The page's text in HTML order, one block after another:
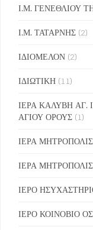
Ι.Μ. ΓΕΝΕΘΛΙΟΥ
Ι.Μ. ΤΑΤΑΡΝΗΣ (2)
ΙΔΙΟΜΕΛΟΝ (2)
ΙΔΙΩΤΙΚΗ (11)
ΙΕΡΑ ΚΑΛΥΒΗ
ΑΓΙΟΥ ΟΡΟΥΣ (1)
ΙΕΡΑ
ΙΕΡΑ
ΙΕΡΟ
ΙΕΡΟ ΚΟΙΝΟΒΙΟ